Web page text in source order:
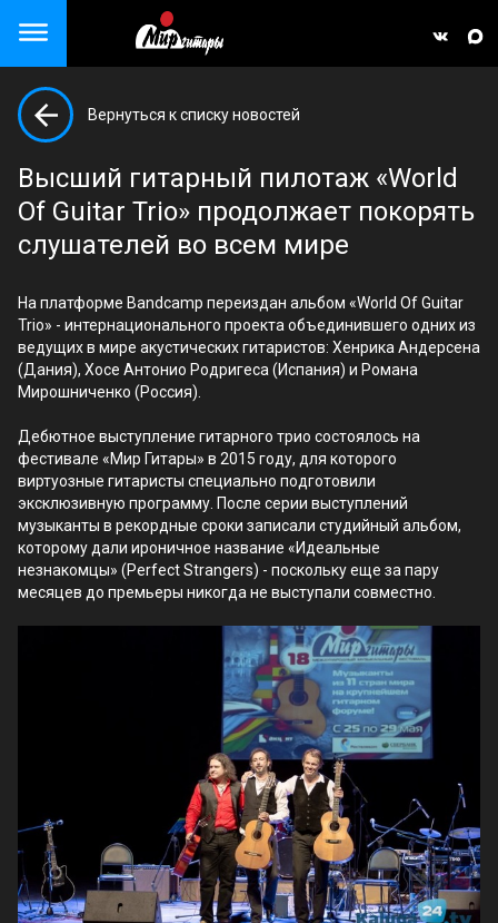
Close menu
Вернуться к списку новостей
Высший гитарный пилотаж «World
Of Guitar Trio» продолжает покорять
слушателей во всем мире
На платформе Bandcamp переиздан альбом «World Of Guitar
Trio» - интернационального проекта объединившего одних из
ведущих в мире акустических гитаристов: Хенрика Андерсена
(Дания), Хосе Антонио Родригеса (Испания) и Романа
Мирошниченко (Россия).
Дебютное выступление гитарного трио состоялось на
фестивале «Мир Гитары» в 2015 году, для которого
виртуозные гитаристы специально подготовили
эксклюзивную программу. После серии выступлений
музыканты в рекордные сроки записали студийный альбом,
которому дали ироничное название «Идеальные
незнакомцы» (Perfect Strangers) - поскольку еще за пару
месяцев до премьеры никогда не выступали совместно.